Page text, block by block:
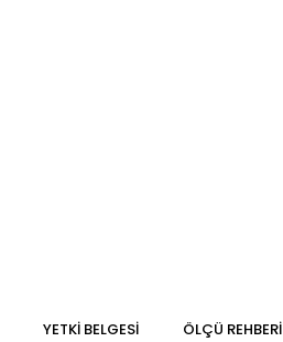
YETKİ BELGESİ ÖLÇÜ REHBERI